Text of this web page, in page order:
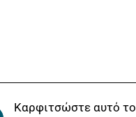
Καρφιτσώστε αυτό το